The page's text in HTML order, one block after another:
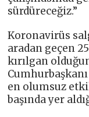
sürdüreceğiz.”
Koronavirüs
aradan geçen
kırılgan
en olumsuz
başında yer